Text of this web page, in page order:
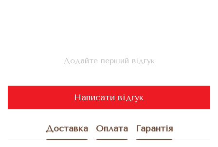
Додайте перший відгук
Написати відгук
Доставка Оплата Гарантія